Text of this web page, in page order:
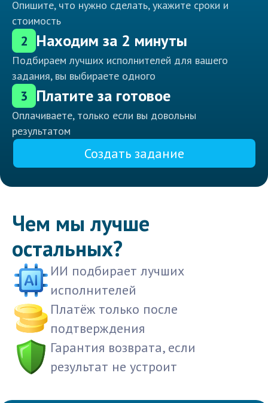
Опишите, что нужно сделать, укажите сроки и
стоимость
2 Находим за 2 минуты
Подбираем лучших исполнителей для вашего
задания, вы выбираете одного
3 Платите за готовое
Оплачиваете, только если вы довольны
результатом
Создать задание
Чем мы лучше
остальных?
ИИ подбирает лучших
исполнителей
Платёж только после
подтверждения
Гарантия возврата, если
результат не устроит